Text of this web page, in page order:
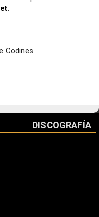
.
Codines
DISCOGRAFÍA